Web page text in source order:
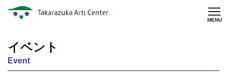
MENU
イベント
Event